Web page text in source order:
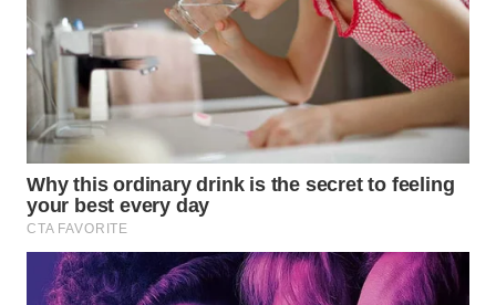
WN
SURABAYA
WN
NATUNA
WN
BINTAN
WN